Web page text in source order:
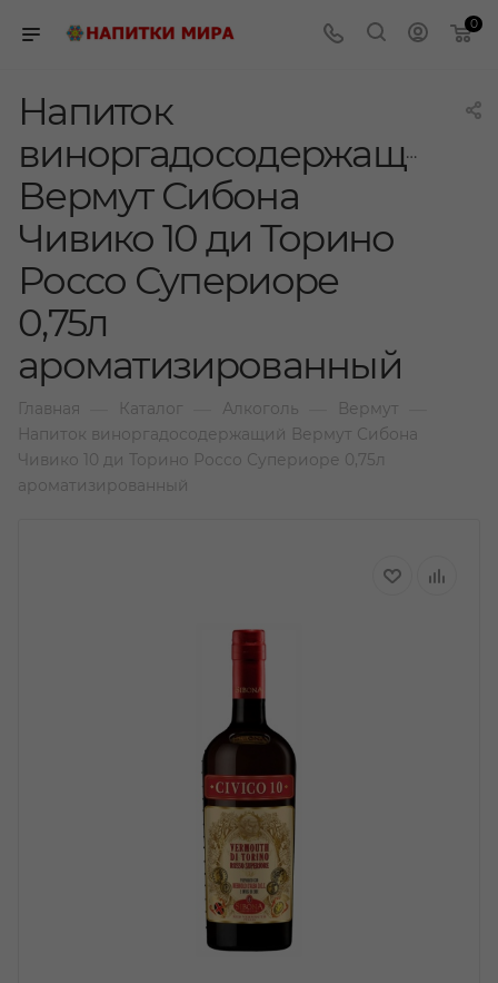
0
Напиток
виноргадосодержащий
Вермут Сибона
Чивико 10 ди Торино
Россо Супериоре
0,75л
ароматизированный
Главная Каталог Алкоголь Вермут
Напиток виноргадосодержащий Вермут Сибона
Чивико 10 ди Торино Россо Супериоре 0,75л
ароматизированный